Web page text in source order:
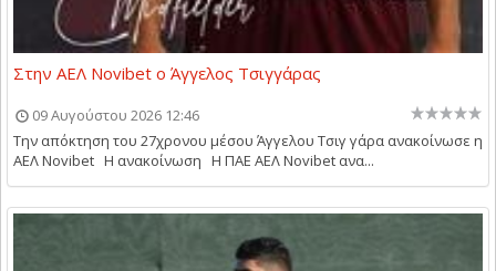
Στην ΑΕΛ Novibet ο Άγγελος Τσιγγάρας
09 Αυγούστου 2026 12:46
Την απόκτηση του 27χρονου μέσου Άγγελου Τσιγ γάρα ανακοίνωσε η
ΑΕΛ Novibet Η ανακοίνωση Η ΠΑΕ ΑΕΛ Novibet ανα...